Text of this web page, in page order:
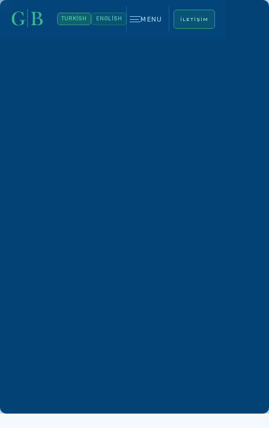
TURKISH ENGLISH MENU ILETIŞIM